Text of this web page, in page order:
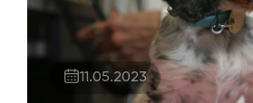
11.05.2023